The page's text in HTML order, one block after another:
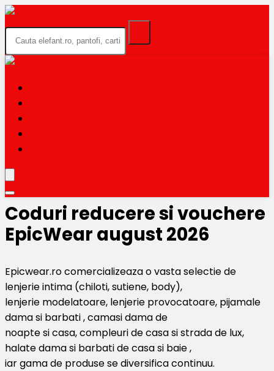
Coduri reducere si vouchere
EpicWear august 2026
Epicwear.ro comercializeaza o vasta selectie de
lenjerie intima (chiloti, sutiene, body),
lenjerie modelatoare, lenjerie provocatoare, pijamale
dama si barbati , camasi dama de
noapte si casa, compleuri de casa si strada de lux,
halate dama si barbati de casa si baie ,
iar gama de produse se diversifica continuu.